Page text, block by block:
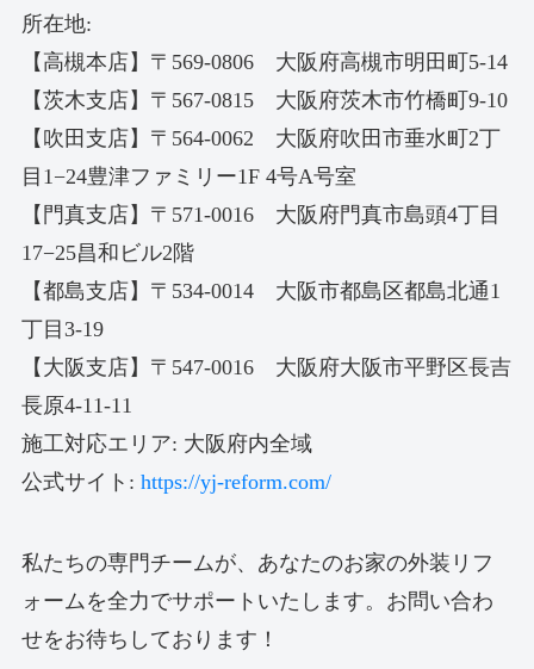
所在地:
【高槻本店】〒569-0806 大阪府高槻市明田町5-14
【茨木支店】〒567-0815 大阪府茨木市竹橋町9-10
【吹田支店】〒564-0062 大阪府吹田市垂水町2丁
目1−24豊津ファミリー1F 4号A号室
【門真支店】〒571-0016 大阪府門真市島頭4丁目
17−25昌和ビル2階
【都島支店】〒534-0014 大阪市都島区都島北通1
丁目3-19
【大阪支店】〒547-0016 大阪府大阪市平野区長吉
長原4-11-11
施工対応エリア: 大阪府内全域
公式サイト: https://yj-reform.com/
私たちの専門チームが、あなたのお家の外装リフ
ォームを全力でサポートいたします。お問い合わ
せをお待ちしております！